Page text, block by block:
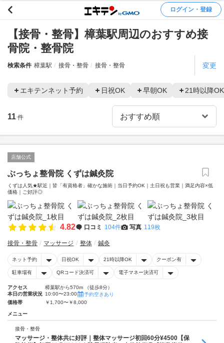
ログイン・登録
【接骨・整骨】樟葉駅周辺のおすすめ接
骨院・整骨院
検索条件 樟葉駅 接骨・整骨 接骨・整骨 変更
エキテンネット予約 日祝OK 早朝OK 21時以降OK
11 件
店舗公式
ぶっちょ整骨院 くずは鍼灸院
くずは人気★駅近｜皆「有資格者」確かな施術｜当日予約OK｜土日祝も営業｜満足内容×低
価格｜ご好評◎
4.82 口コミ 104件 写真 119枚
接骨・整骨 マッサージ 整体 鍼灸
ネット予約 日祝OK 21時以降OK クーポン有
駐車場有 QRコード決済可 電子マネー決済可
アクセス
樟葉駅から570m （徒歩8分）
本日の営業状況 10:00〜23:00
予約空きあり
価格帯
￥1,700〜￥8,000
メニュー
接骨・整骨
マッサージ・整体共に好評｜整体マッサージ初回60分¥4500【保